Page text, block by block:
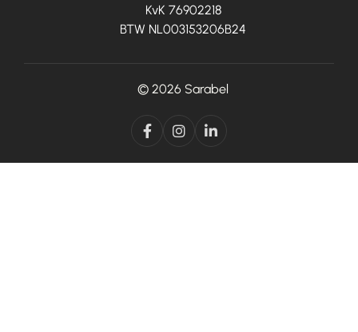
KvK 76902218
BTW NL003153206B24
© 2026 Sarabel
  